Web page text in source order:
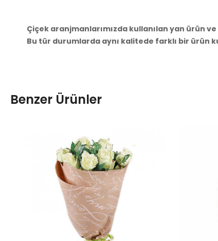
Çiçek aranjmanlarımızda kullanılan yan ürün
Bu tür durumlarda aynı kalitede farklı bir ürün
Benzer Ürünler